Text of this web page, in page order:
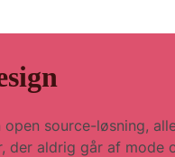
source-løsning,
der aldrig går af mode